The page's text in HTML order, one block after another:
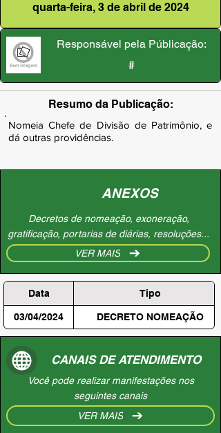
quarta-feira, 3 de abril de 2024
Responsável pela Públicação:
#
Resumo da Publicação:
Nomeia Chefe de Divisão de Patrimônio, e
dá outras providências.
ANEXOS
Decretos de nomeação, exoneração,
gratificação, portarias de diárias, resoluções...
VER MAIS
Data Tipo
03/04/2024 DECRETO NOMEAÇÃO
CANAIS DE ATENDIMENTO
Você pode realizar manifestações nos
seguintes canais
VER MAIS